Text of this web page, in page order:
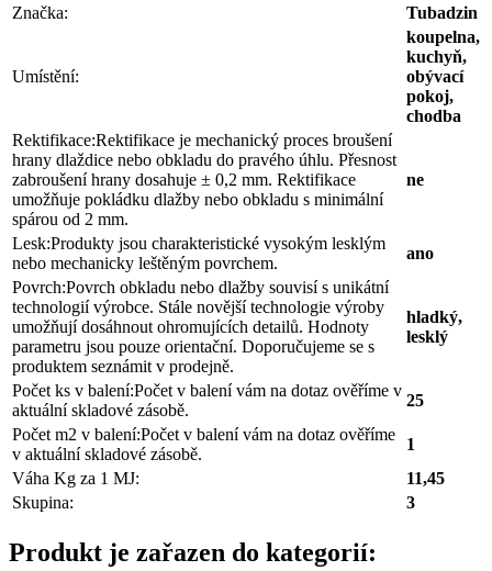
Značka: Tubadzin
Umístění:
koupelna,
kuchyň,
obývací
pokoj,
chodba
Rektifikace:Rektifikace je mechanický proces broušení
hrany dlaždice nebo obkladu do pravého úhlu. Přesnost
zabroušení hrany dosahuje ± 0,2 mm. Rektifikace
umožňuje pokládku dlažby nebo obkladu s minimální
spárou od 2 mm.
ne
Lesk:Produkty jsou charakteristické vysokým lesklým
nebo mechanicky leštěným povrchem.
ano
Povrch:Povrch obkladu nebo dlažby souvisí s unikátní
technologií výrobce. Stále novější technologie výroby
umožňují dosáhnout ohromujících detailů. Hodnoty
parametru jsou pouze orientační. Doporučujeme se s
produktem seznámit v prodejně.
hladký,
lesklý
Počet ks v balení:Počet v balení vám na dotaz ověříme v
aktuální skladové zásobě.
25
Počet m2 v balení:Počet v balení vám na dotaz ověříme
v aktuální skladové zásobě.
1
Váha Kg za 1 MJ:
11,45
Skupina:
3
Produkt je zařazen do kategorií: